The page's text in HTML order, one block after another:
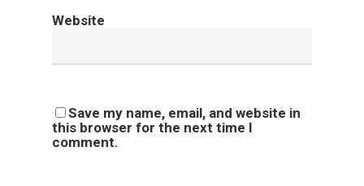
Website
Save my name, email, and website in
this browser for the next time I
comment.